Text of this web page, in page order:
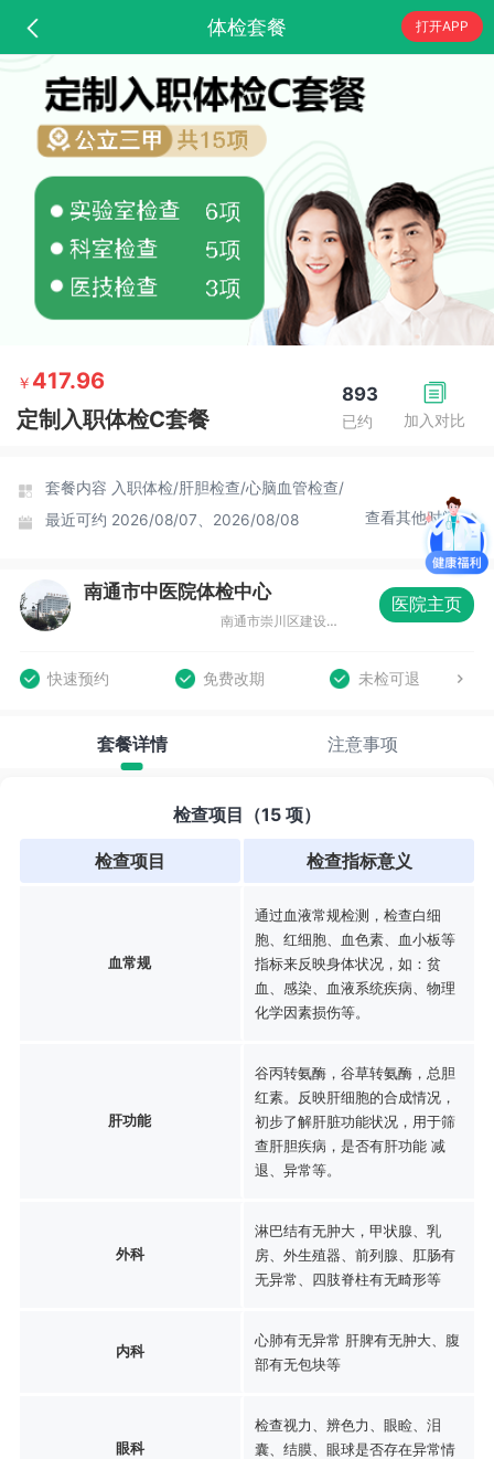
体检套餐 打开APP
加入对比
893
已约
￥ 417.96
定制入职体检C套餐
套餐内容 入职体检/肝胆检查/心脑血管检查/
最近可约 2026/08/07、2026/08/08 查看其他时间
南通市中医院体检中心
南通市崇川区建设路41号，门诊四楼
医院主页
快速预约 免费改期 未检可退
套餐详情 注意事项
检查项目（15 项）
检查项目 检查指标意义
血常规
通过血液常规检测，检查白细
胞、红细胞、血色素、血小板等
指标来反映身体状况，如：贫
血、感染、血液系统疾病、物理
化学因素损伤等。
肝功能
谷丙转氨酶，谷草转氨酶，总胆
红素。反映肝细胞的合成情况，
初步了解肝脏功能状况，用于筛
查肝胆疾病，是否有肝功能 减
退、异常等。
外科
淋巴结有无肿大，甲状腺、乳
房、外生殖器、前列腺、肛肠有
无异常、四肢脊柱有无畸形等
内科
心肺有无异常 肝脾有无肿大、腹
部有无包块等
眼科
检查视力、辨色力、眼睑、泪
囊、结膜、眼球是否存在异常情